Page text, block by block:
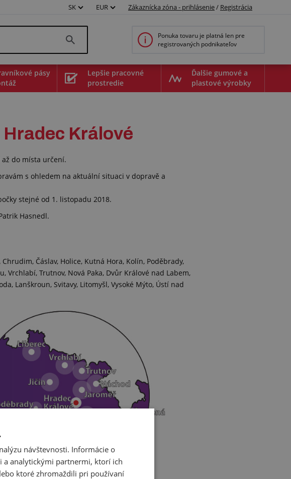
SK EUR Zákaznícka zóna - prihlásenie/ Registrácia
Ponuka tovaru je platná len pre
registrovaných podnikateľov
pásy
Lepšie pracovné
prostredie
Ďalšie gumové a
plastové výrobky
Králové
do místa určení.
s ohledem na aktuální situaci v dopravě a
stejné od 1. listopadu 2018.
Hasnedl.
Čáslav, Holice, Kutná Hora, Kolín, Poděbrady,
Vrchlabí, Trutnov, Nová Paka, Dvůr Králové nad Labem,
Lanškroun, Svitavy, Litomyšl, Vysoké Mýto, Ústí nad
návštevnosti. Informácie o
a analytickými partnermi, ktorí ich
ktoré zhromaždili pri používaní